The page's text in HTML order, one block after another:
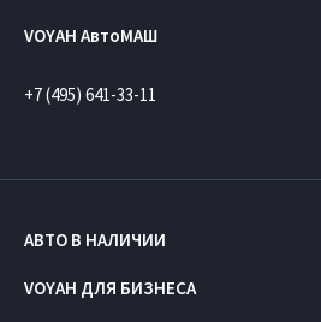
VOYAH АвтоМАШ
+7 (495) 641-33-11
АВТО В НАЛИЧИИ
VOYAH ДЛЯ БИЗНЕСА